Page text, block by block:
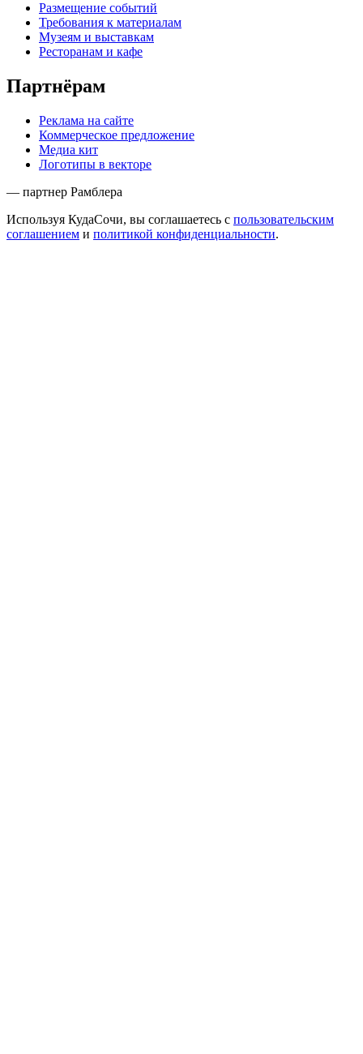
Размещение событий
Требования к материалам
Музеям и выставкам
Ресторанам и кафе
Партнёрам
Реклама на сайте
Коммерческое предложение
Медиа кит
Логотипы в векторе
— партнер Рамблера
Используя КудаСочи, вы соглашаетесь с пользовательским
соглашением и политикой конфиденциальности.